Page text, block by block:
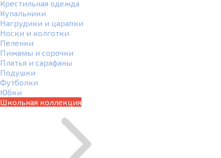
Крестильная одежда
Купальники
Нагрудики и царапки
Носки и колготки
Пеленки
Пижамы и сорочки
Платья и сарафаны
Подушки
Футболки
Юбки
Школьная коллекция